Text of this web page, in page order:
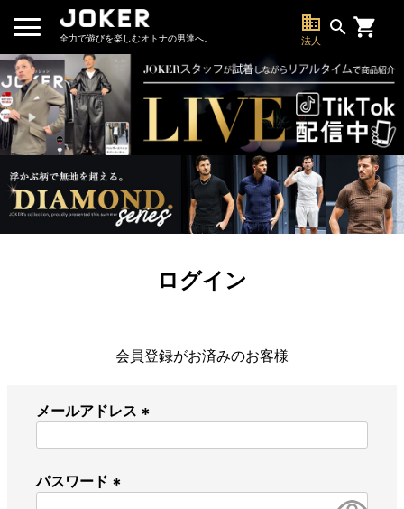
全力で遊びを楽しむオトナの男達へ。
business
法人
search
ログイン
会員登録がお済みのお客様
メールアドレス
パスワード